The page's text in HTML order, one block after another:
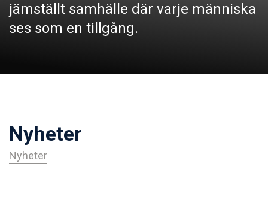
jämställt samhälle där varje människa
ses som en tillgång.
Nyheter
Nyheter